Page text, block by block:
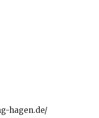
hagen.de/